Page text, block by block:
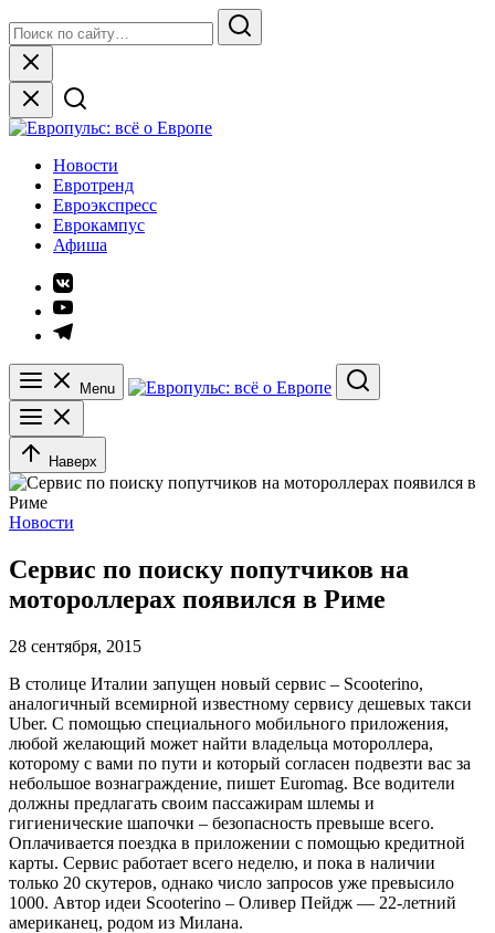
to
content
for:
Search
Close
Европульс: всё о Европе
Новости
Евротренд
Евроэкспресс
Еврокампус
Афиша
Элемент
меню
Элемент
меню
Элемент
Menu
Search
Наверх
Новости
Сервис по поиску попутчиков на
мотороллерах появился в Риме
28 сентября, 2015
В столице Италии запущен новый сервис – Scooterino,
аналогичный всемирной известному сервису дешевых такси
Uber. С помощью специального мобильного приложения,
любой желающий может найти владельца мотороллера,
которому с вами по пути и который согласен подвезти вас за
небольшое вознаграждение, пишет Euromag. Все водители
должны предлагать своим пассажирам шлемы и
гигиенические шапочки – безопасность превыше всего.
Оплачивается поездка в приложении с помощью кредитной
карты. Сервис работает всего неделю, и пока в наличии
только 20 скутеров, однако число запросов уже превысило
1000. Автор идеи Scooterino – Оливер Пейдж — 22-летний
американец, родом из Милана.